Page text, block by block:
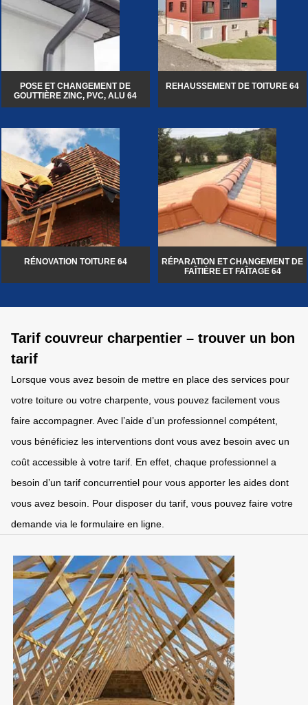
POSE ET CHANGEMENT DE
GOUTTIÈRE ZINC, PVC, ALU 64
REHAUSSEMENT DE TOITURE 64
RÉNOVATION TOITURE 64
RÉPARATION ET CHANGEMENT DE
FAÎTIÈRE ET FAÎTAGE 64
Tarif couvreur charpentier – trouver un bon
tarif
Lorsque vous avez besoin de mettre en place des services pour
votre toiture ou votre charpente, vous pouvez facilement vous
faire accompagner. Avec l’aide d’un professionnel compétent,
vous bénéficiez les interventions dont vous avez besoin avec un
coût accessible à votre tarif. En effet, chaque professionnel a
besoin d’un tarif concurrentiel pour vous apporter les aides dont
vous avez besoin. Pour disposer du tarif, vous pouvez faire votre
demande via le formulaire en ligne.